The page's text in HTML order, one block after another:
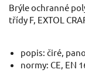
Brýle ochranné
třídy F, EXTOL
popis: čiré,
normy: CE, EN